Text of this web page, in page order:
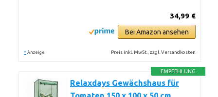
34,99 €
Bei Amazon ansehen
* Anzeige Preis inkl. MwSt., zzgl. Versandkosten
EMPFEHLUNG
Relaxdays Gewächshaus für